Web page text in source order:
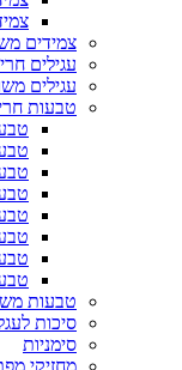
צמידים
עגילים
עגילים
טבעות
טבעות
סיכות
סימניות
מחזיקי